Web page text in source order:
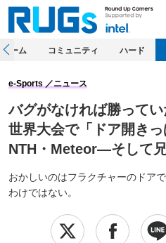
ホーム コミュニティ ハード
バグがなければ勝ってい
世界大会で「ドア開き
NTH・Meteor―そして
おかしいのはフラクチャーのドア
わけではない。
e-Sports ニュース